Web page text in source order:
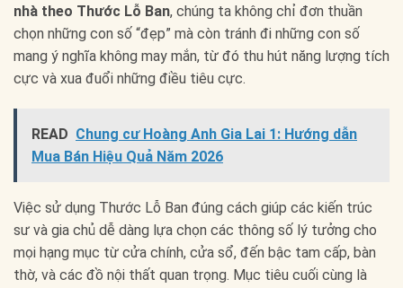
nhà theo Thước Lỗ Ban, chúng ta không chỉ đơn thuần
chọn những con số “đẹp” mà còn tránh đi những con số
mang ý nghĩa không may mắn, từ đó thu hút năng lượng tích
cực và xua đuổi những điều tiêu cực.
READ Chung cư Hoàng Anh Gia Lai 1: Hướng dẫn
Mua Bán Hiệu Quả Năm 2026
Việc sử dụng Thước Lỗ Ban đúng cách giúp các kiến trúc
sư và gia chủ dễ dàng lựa chọn các thông số lý tưởng cho
mọi hạng mục từ cửa chính, cửa sổ, đến bậc tam cấp, bàn
thờ, và các đồ nội thất quan trọng. Mục tiêu cuối cùng là